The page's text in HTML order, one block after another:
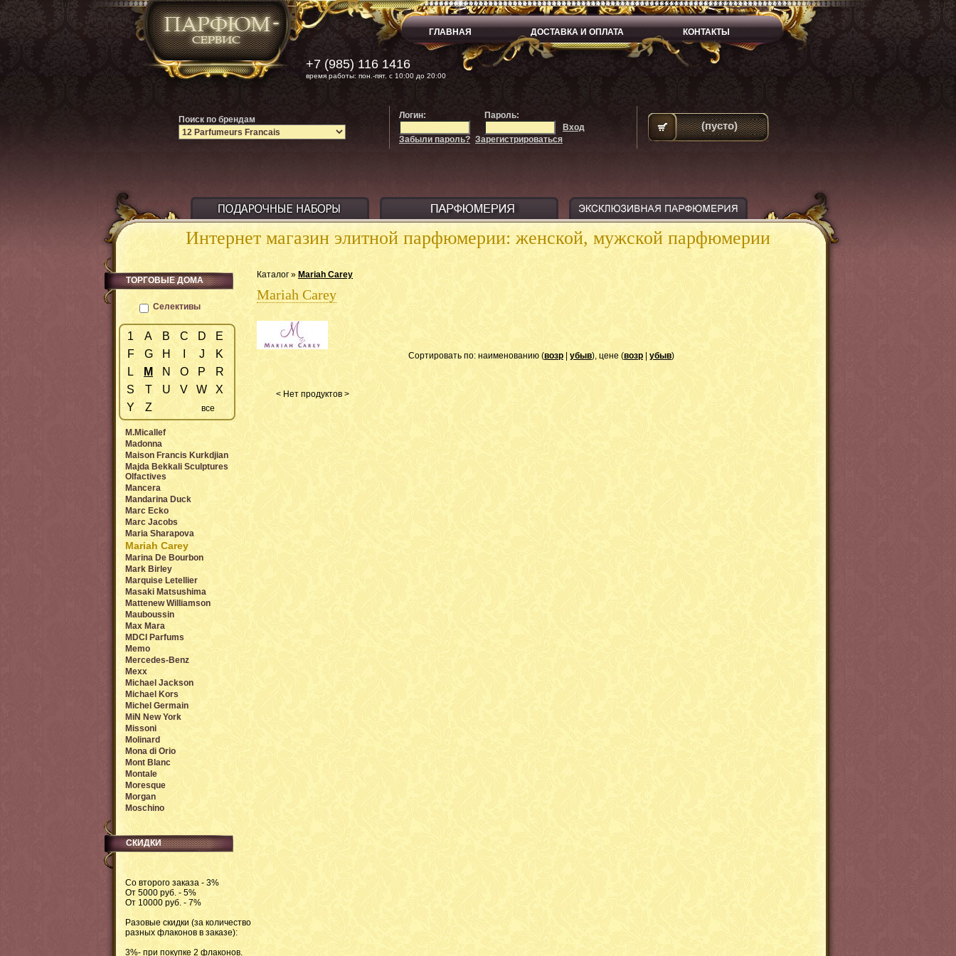
Интернет магазин элитной парфюмерии: женской, мужской парфюмерии
Каталог » Mariah Carey
Mariah Carey
Сортировать по: наименованию (возр убыв), цене (возр убыв)
< Нет продуктов >
ТОРГОВЫЕ ДОМА
Селективы
1 A B C D
E
F
G H J
K
L
M N O P
R
S
T U V W
X
Y
Z все
M.Micallef
Madonna
Maison Francis Kurkdjian
Majda Bekkali Sculptures
Olfactives
Mancera
Mandarina Duck
Marc Ecko
Marc Jacobs
Maria Sharapova
Mariah Carey
Marina De Bourbon
Mark Birley
Marquise Letellier
Masaki Matsushima
Mattenew Williamson
Mauboussin
Max Mara
MDCI Parfums
Memo
Mercedes-Benz
Mexx
Michael Jackson
Michael Kors
Michel Germain
MiN New York
Missoni
Molinard
Mona di Orio
Mont Blanc
Montale
Moresque
Morgan
Moschino
СКИДКИ
Со второго заказа - 3%
От 5000 руб. - 5%
От 10000 руб. - 7%
Разовые скидки (за количество
разных флаконов в заказе):
3%- при покупке 2 флаконов.
ГЛАВНАЯ ДОСТАВКА И ОПЛАТА КОНТАКТЫ
+7 (985) 116 1416
время работы: пон.-пят. с 10:00 до 20:00
Поиск по брендам Логин:
Пароль:
Вход
Забыли пароль? Зарегистрироваться
(пусто)